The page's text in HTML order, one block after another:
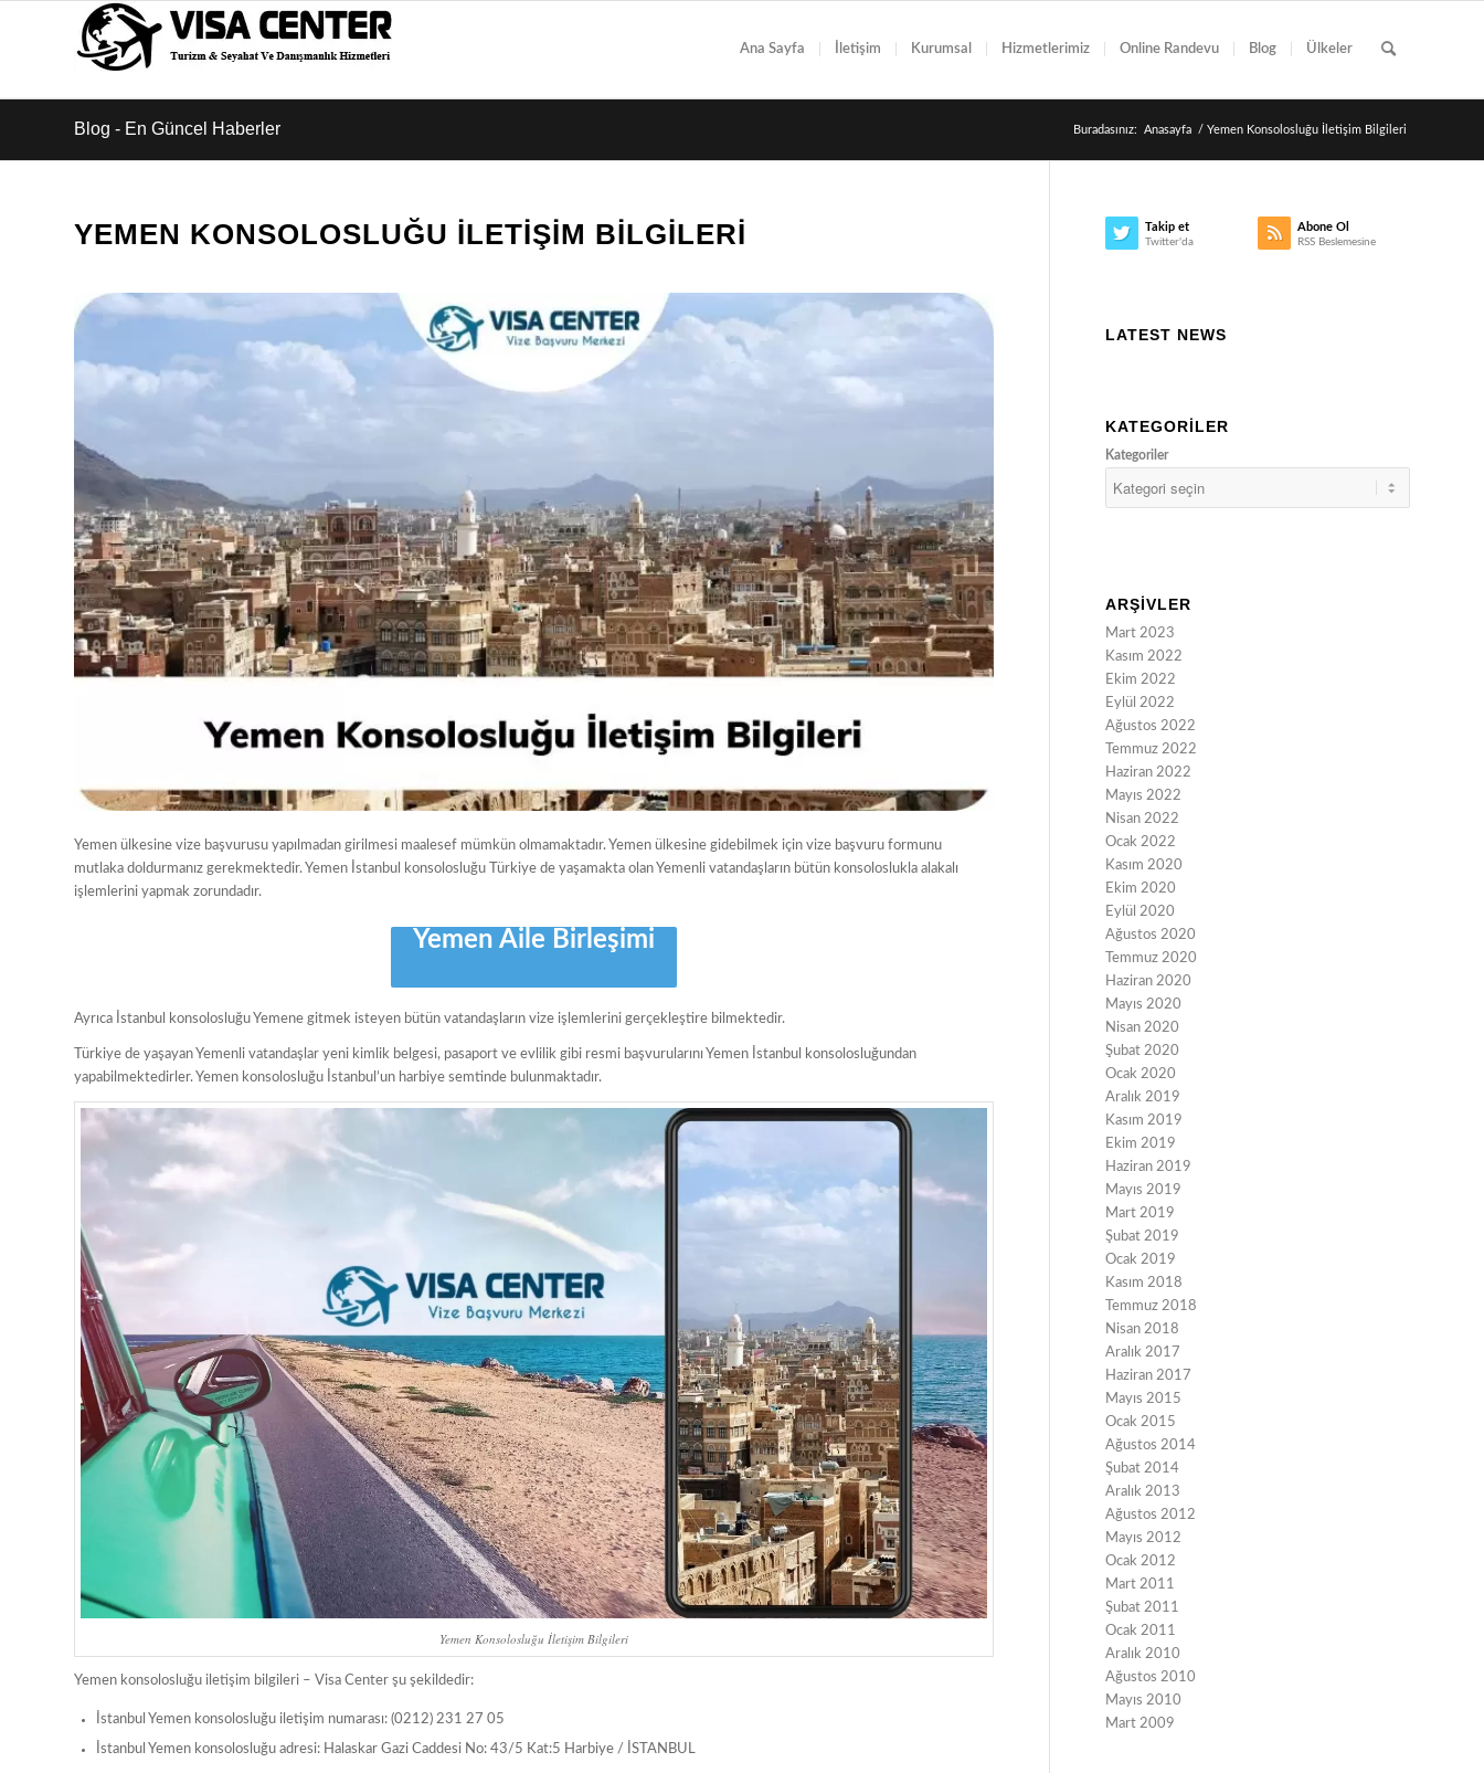
Ana Sayfa İletişim Kurumsal Hizmetlerimiz Online Randevu Blog Ülkeler
Blog - En Güncel Haberler Buradasınız: Anasayfa / Yemen Konsolosluğu İletişim Bilgileri
YEMEN KONSOLOSLUĞU İLETIŞIM BILGILERI
Yemen ülkesine vize başvurusu yapılmadan girilmesi maalesef mümkün olmamaktadır. Yemen ülkesine gidebilmek için vize başvuru formunu
mutlaka doldurmanız gerekmektedir. Yemen İstanbul konsolosluğu Türkiye de yaşamakta olan Yemenli vatandaşların bütün konsoloslukla alakalı
işlemlerini yapmak zorundadır.
Yemen Aile Birleşimi
Ayrıca İstanbul konsolosluğu Yemene gitmek isteyen bütün vatandaşların vize işlemlerini gerçekleştire bilmektedir.
Türkiye de yaşayan Yemenli vatandaşlar yeni kimlik belgesi, pasaport ve evlilik gibi resmi başvurularını Yemen İstanbul konsolosluğundan
yapabilmektedirler. Yemen konsolosluğu İstanbul’un harbiye semtinde bulunmaktadır.
Yemen Konsolosluğu İletişim Bilgileri
Yemen konsolosluğu iletişim bilgileri – Visa Center şu şekildedir:
İstanbul Yemen konsolosluğu iletişim numarası: (0212) 231 27 05
İstanbul Yemen konsolosluğu adresi: Halaskar Gazi Caddesi No: 43/5 Kat:5 Harbiye / İSTANBUL
Takip et
Twitter'da
Abone Ol
RSS Beslemesine
LATEST NEWS
KATEGORILER
Kategoriler
ARŞIVLER
Mart 2023
Kasım 2022
Ekim 2022
Eylül 2022
Ağustos 2022
Temmuz 2022
Haziran 2022
Mayıs 2022
Nisan 2022
Ocak 2022
Kasım 2020
Ekim 2020
Eylül 2020
Ağustos 2020
Temmuz 2020
Haziran 2020
Mayıs 2020
Nisan 2020
Şubat 2020
Ocak 2020
Aralık 2019
Kasım 2019
Ekim 2019
Haziran 2019
Mayıs 2019
Mart 2019
Şubat 2019
Ocak 2019
Kasım 2018
Temmuz 2018
Nisan 2018
Aralık 2017
Haziran 2017
Mayıs 2015
Ocak 2015
Ağustos 2014
Şubat 2014
Aralık 2013
Ağustos 2012
Mayıs 2012
Ocak 2012
Mart 2011
Şubat 2011
Ocak 2011
Aralık 2010
Ağustos 2010
Mayıs 2010
Mart 2009